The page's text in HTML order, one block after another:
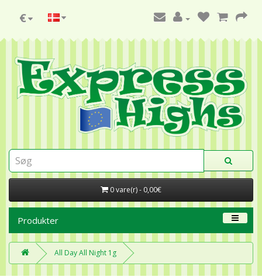
€
0 vare(r) - 0,00€
Produkter
All Day All Night 1g